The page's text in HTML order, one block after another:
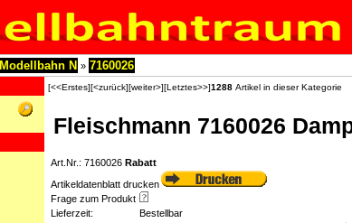
Modellbahn N » 7160026
[<<Erstes][<zurück][weiter>][Letztes>>]1288 Artikel in dieser Kategorie
Fleischmann 7160026
Art.Nr.: 7160026 Rabatt
Artikeldatenblatt drucken
Frage zum Produkt
Lieferzeit:
Bestellbar